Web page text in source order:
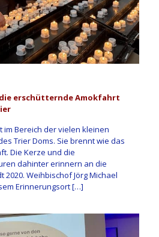
erschütternde Amokfahrt
im Bereich der vielen kleinen
Trier Doms. Sie brennt wie das
Die Kerze und die
dahinter erinnern an die
2020. Weihbischof Jörg Michael
Erinnerungsort[…]